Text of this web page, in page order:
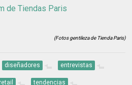
de Tiendas Paris
(Fotos gentileza de Tienda Paris)
diseñadores entrevistas
tendencias